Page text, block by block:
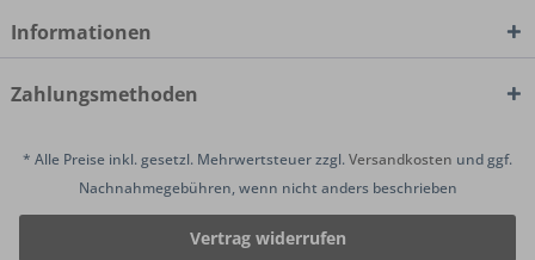
Informationen
Zahlungsmethoden
* Alle Preise inkl. gesetzl. Mehrwertsteuer zzgl.Versandkosten und ggf.
Nachnahmegebühren, wenn nicht anders beschrieben
Vertrag widerrufen